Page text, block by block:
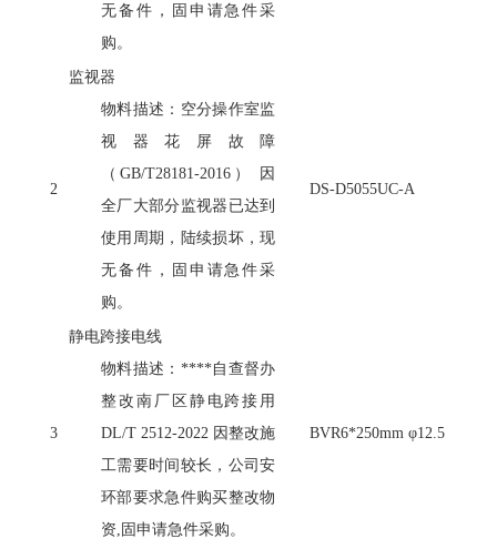
无备件，固申请急件采
购。
2
监视器
物料描述：空分操作室监
视器花屏故障
（ GB/T28181-2016） 因
全厂大部分监视器已达到
使用周期，陆续损坏，现
无备件，固申请急件采
购。
DS-D5055UC-A
3
静电跨接电线
物料描述： ****自查督办
整改南厂区静电跨接用
DL/T 2512-2022 因整改施
工需要时间较长，公司安
环部要求急件购买整改物
资,固申请急件采购。
BVR6*250mm φ12.5